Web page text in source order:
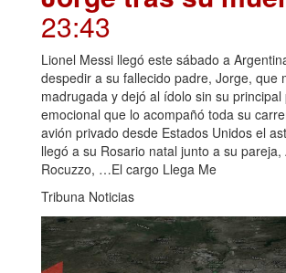
23:43
Lionel Messi llegó este sábado a
despedir a su fallecido padre, Jorge, que
madrugada y dejó al ídolo sin su principal
emocional que lo acompañó toda su
avión privado desde Estados Unidos el
llegó a su Rosario natal junto a su pareja,
Rocuzzo, …El cargo Llega Me
Tribuna Noticias